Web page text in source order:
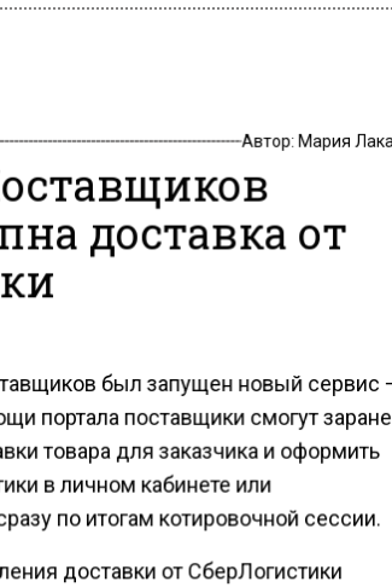
Автор:Мария
доставка от
был запущен новый сервис
портала поставщики смогут
товара для заказчика и оформить
в личном кабинете или
по итогам котировочной сессии.
доставки от СберЛогистики